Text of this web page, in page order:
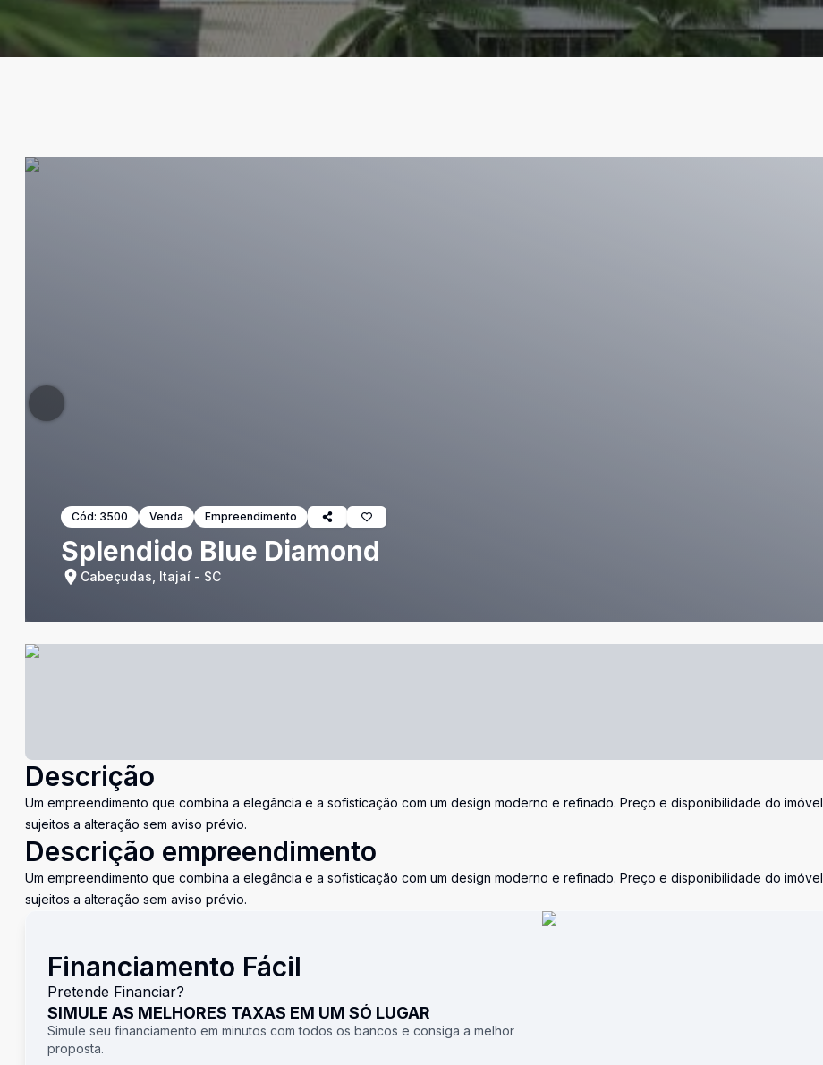
Cód: 3500 Venda Empreendimento
Splendido Blue Diamond
Cabeçudas, Itajaí - SC
Descrição
Um empreendimento que combina a elegância e a sofisticação com um design moderno e refinado. Preço e disponibilidade do imóvel
sujeitos a alteração sem aviso prévio.
Descrição empreendimento
Um empreendimento que combina a elegância e a sofisticação com um design moderno e refinado. Preço e disponibilidade do imóvel
sujeitos a alteração sem aviso prévio.
Financiamento Fácil
Pretende Financiar?
SIMULE AS MELHORES TAXAS EM UM SÓ LUGAR
Simule seu financiamento em minutos com todos os bancos e consiga a melhor
proposta.